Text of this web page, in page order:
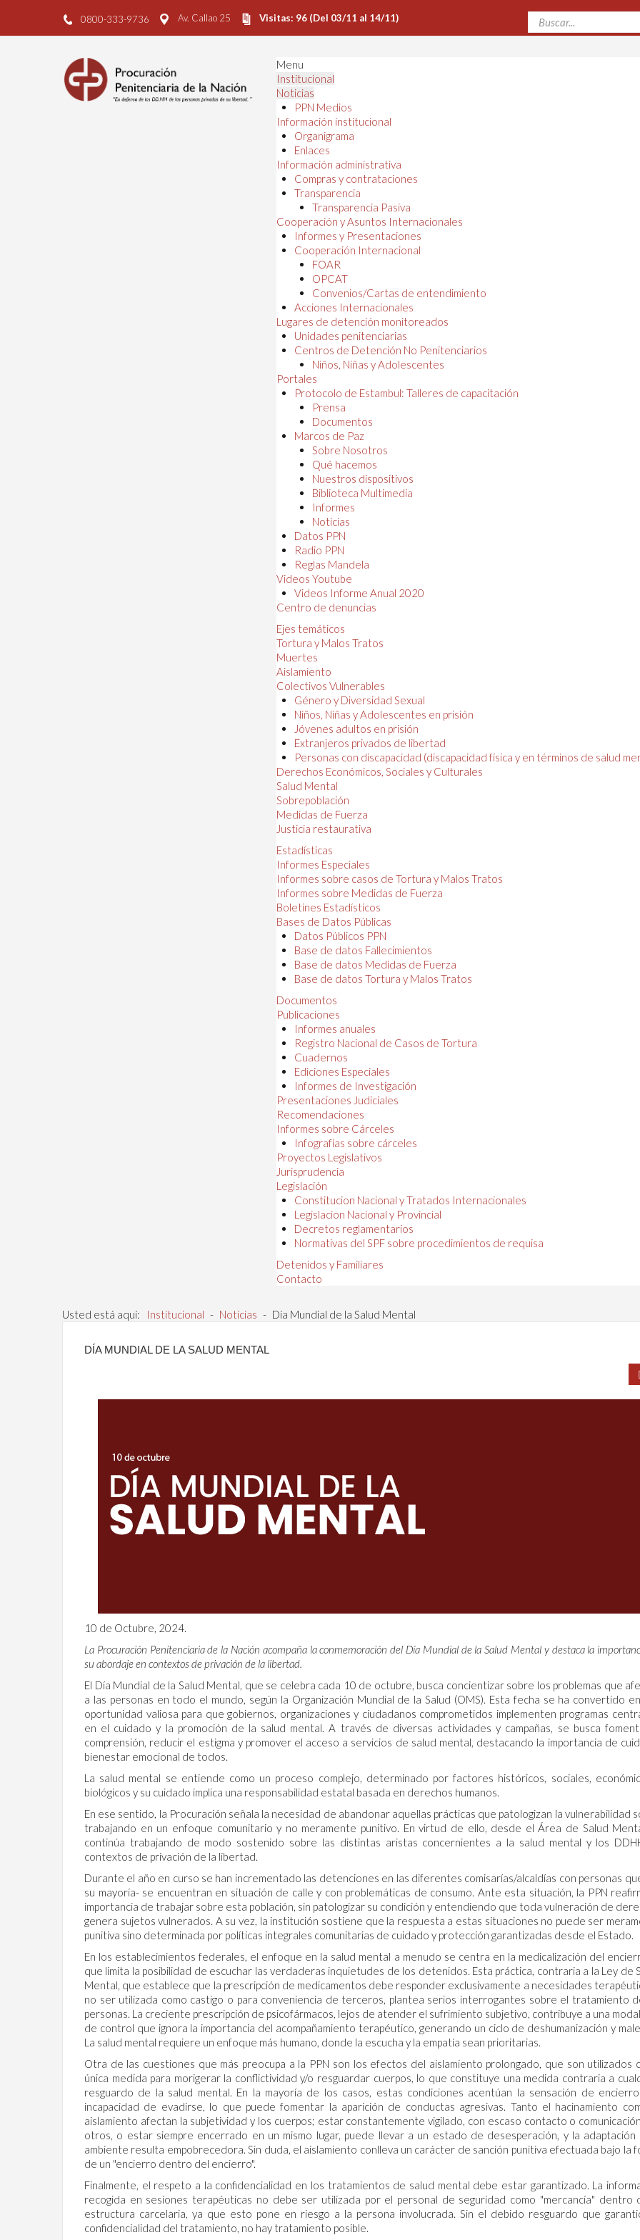
0800-333-9736 Av. Callao 25 Visitas: 96 (Del 03/11 al 14/11)
Menu
Institucional
Noticias
PPN Medios
Información institucional
Organigrama
Enlaces
Información administrativa
Compras y contrataciones
Transparencia
Transparencia Pasiva
Cooperación y Asuntos Internacionales
Informes y Presentaciones
Cooperación Internacional
FOAR
OPCAT
Convenios/Cartas de entendimiento
Acciones Internacionales
Lugares de detención monitoreados
Unidades penitenciarias
Centros de Detención No Penitenciarios
Niños, Niñas y Adolescentes
Portales
Protocolo de Estambul: Talleres de capacitación
Prensa
Documentos
Marcos de Paz
Sobre Nosotros
Qué hacemos
Nuestros dispositivos
Biblioteca Multimedia
Informes
Noticias
Datos PPN
Radio PPN
Reglas Mandela
Videos Youtube
Videos Informe Anual 2020
Centro de denuncias
Ejes temáticos
Tortura y Malos Tratos
Muertes
Aislamiento
Colectivos Vulnerables
Género y Diversidad Sexual
Niños, Niñas y Adolescentes en prisión
Jóvenes adultos en prisión
Extranjeros privados de libertad
Personas con discapacidad (discapacidad física y en términos de salud
Derechos Económicos, Sociales y Culturales
Salud Mental
Sobrepoblación
Medidas de Fuerza
Justicia restaurativa
Estadísticas
Informes Especiales
Informes sobre casos de Tortura y Malos Tratos
Informes sobre Medidas de Fuerza
Boletines Estadísticos
Bases de Datos Públicas
Datos Públicos PPN
Base de datos Fallecimientos
Base de datos Medidas de Fuerza
Base de datos Tortura y Malos Tratos
Documentos
Publicaciones
Informes anuales
Registro Nacional de Casos de Tortura
Cuadernos
Ediciones Especiales
Informes de Investigación
Presentaciones Judiciales
Recomendaciones
Informes sobre Cárceles
Infografías sobre cárceles
Proyectos Legislativos
Jurisprudencia
Legislación
Constitucion Nacional y Tratados Internacionales
Legislacion Nacional y Provincial
Decretos reglamentarios
Normativas del SPF sobre procedimientos de requisa
Detenidos y Familiares
Contacto
Usted está aquí: Institucional - Noticias - Día Mundial de la Salud Mental
DÍA MUNDIAL DE LA SALUD MENTAL
10 de Octubre, 2024.
La Procuración Penitenciaria de la Nación acompaña la conmemoración del Día Mundial de la Salud Mental y destaca la
su abordaje en contextos de privación de la libertad.
El Día Mundial de la Salud Mental, que se celebra cada 10 de octubre, busca concientizar sobre los problemas que
a las personas en todo el mundo, según la Organización Mundial de la Salud (OMS). Esta fecha se ha convertido
oportunidad valiosa para que gobiernos, organizaciones y ciudadanos comprometidos implementen programas
en el cuidado y la promoción de la salud mental. A través de diversas actividades y campañas, se busca
comprensión, reducir el estigma y promover el acceso a servicios de salud mental, destacando la importancia de
bienestar emocional de todos.
La salud mental se entiende como un proceso complejo, determinado por factores históricos, sociales,
biológicos y su cuidado implica una responsabilidad estatal basada en derechos humanos.
En ese sentido, la Procuración señala la necesidad de abandonar aquellas prácticas que patologizan la vulnerabilidad
trabajando en un enfoque comunitario y no meramente punitivo. En virtud de ello, desde el Área de Salud
continúa trabajando de modo sostenido sobre las distintas aristas concernientes a la salud mental y los
contextos de privación de la libertad.
Durante el año en curso se han incrementado las detenciones en las diferentes comisarías/alcaldías con personas
su mayoría- se encuentran en situación de calle y con problemáticas de consumo. Ante esta situación, la PPN
importancia de trabajar sobre esta población, sin patologizar su condición y entendiendo que toda vulneración de
genera sujetos vulnerados. A su vez, la institución sostiene que la respuesta a estas situaciones no puede ser
punitiva sino determinada por políticas integrales comunitarias de cuidado y protección garantizadas desde el Estado.
En los establecimientos federales, el enfoque en la salud mental a menudo se centra en la medicalización del
que limita la posibilidad de escuchar las verdaderas inquietudes de los detenidos. Esta práctica, contraria a la Ley de
Mental, que establece que la prescripción de medicamentos debe responder exclusivamente a necesidades
no ser utilizada como castigo o para conveniencia de terceros, plantea serios interrogantes sobre el tratamiento
personas. La creciente prescripción de psicofármacos, lejos de atender el sufrimiento subjetivo, contribuye a una
de control que ignora la importancia del acompañamiento terapéutico, generando un ciclo de deshumanización y
La salud mental requiere un enfoque más humano, donde la escucha y la empatía sean prioritarias.
Otra de las cuestiones que más preocupa a la PPN son los efectos del aislamiento prolongado, que son utilizados
única medida para morigerar la conflictividad y/o resguardar cuerpos, lo que constituye una medida contraria a
resguardo de la salud mental. En la mayoría de los casos, estas condiciones acentúan la sensación de
incapacidad de evadirse, lo que puede fomentar la aparición de conductas agresivas. Tanto el hacinamiento
aislamiento afectan la subjetividad y los cuerpos; estar constantemente vigilado, con escaso contacto o
otros, o estar siempre encerrado en un mismo lugar, puede llevar a un estado de desesperación, y la adaptación
ambiente resulta empobrecedora. Sin duda, el aislamiento conlleva un carácter de sanción punitiva efectuada bajo la
de un "encierro dentro del encierro".
Finalmente, el respeto a la confidencialidad en los tratamientos de salud mental debe estar garantizado. La
recogida en sesiones terapéuticas no debe ser utilizada por el personal de seguridad como "mercancía" dentro
estructura carcelaria, ya que esto pone en riesgo a la persona involucrada. Sin el debido resguardo que
confidencialidad del tratamiento, no hay tratamiento posible.